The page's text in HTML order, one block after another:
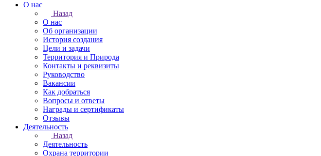
О нас
Назад
О нас
Об организации
История создания
Цели и задачи
Территория и Природа
Контакты и реквизиты
Руководство
Вакансии
Как добраться
Вопросы и ответы
Награды и сертификаты
Отзывы
Деятельность
Назад
Деятельность
Охрана территории